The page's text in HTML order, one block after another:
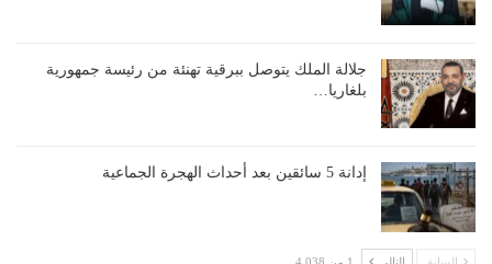
جلالة الملك يتوصل ببرقية تهنئة من رئيسة جمهورية
بلغاريا…
إدانة 5 سائقين بعد أحداث الهجرة الجماعية